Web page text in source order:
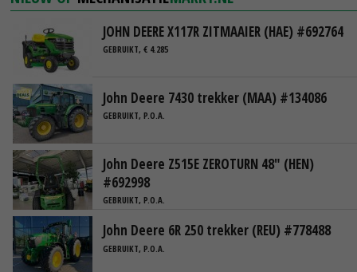
JOHN DEERE X117R ZITMAAIER (HAE) #692764
GEBRUIKT, € 4.285
John Deere 7430 trekker (MAA) #134086
GEBRUIKT, P.O.A.
John Deere Z515E ZEROTURN 48" (HEN)
#692998
GEBRUIKT, P.O.A.
John Deere 6R 250 trekker (REU) #778488
GEBRUIKT, P.O.A.